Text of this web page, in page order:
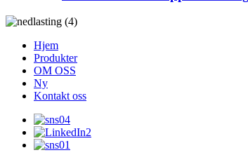
Hjem
Produkter
OM OSS
Ny
Kontakt oss